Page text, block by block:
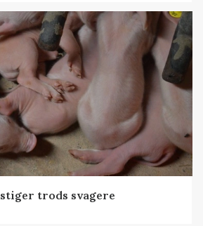
trods svagere